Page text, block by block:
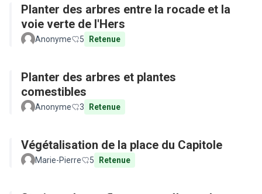
Planter des arbres entre la rocade et la
voie verte de l'Hers
Anonyme 5 Retenue
Planter des arbres et plantes
comestibles
Anonyme 3 Retenue
Végétalisation de la place du Capitole
Marie-Pierre 5 Retenue